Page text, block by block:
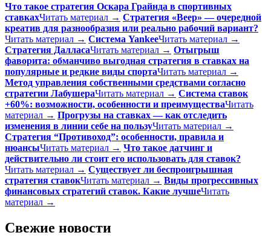
Что такое стратегия Оскара Грайнда в спортивных
ставкахЧитать материал → Стратегия «Веер» — очередной
креатив для разнообразия или реально рабочий вариант?
Читать материал → Система YankeeЧитать материал →
Стратегия ДалласаЧитать материал → Отыгрыш
фаворита: обманчиво выгодная стратегия в ставках на
популярные и редкие виды спортаЧитать материал →
Метод управления собственными средствами согласно
стратегии ЛабушераЧитать материал → Система ставок
+60%: возможности, особенности и преимуществаЧитать
материал → Прогрузы на ставках — как отследить
изменения в линии себе на пользуЧитать материал →
Стратегия “Противоход”: особенности, правила и
нюансыЧитать материал → Что такое датчинг и
действительно ли стоит его использовать для ставок?
Читать материал → Существует ли беспроигрышная
стратегия ставокЧитать материал → Виды прогрессивных
финансовых стратегий ставок. Какие лучшеЧитать
материал →
Свежие новости